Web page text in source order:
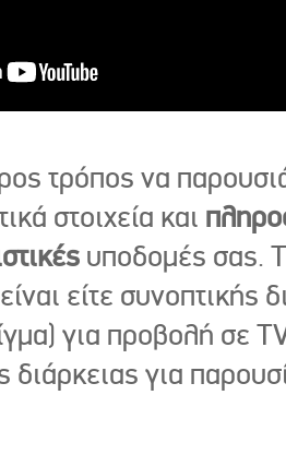
τρόπος να
στοιχεία και
υποδομές σας.
είτε συνοπτικής
για προβολή σε
διάρκειας για